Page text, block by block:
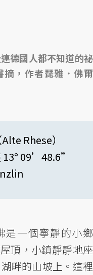
德國人都不知道的祕
摘，作者琵雅．佛爾
Rhese）
09’48.6”
是一個寧靜的小鄉
頂，小鎮靜靜地座
畔的山坡上。這裡